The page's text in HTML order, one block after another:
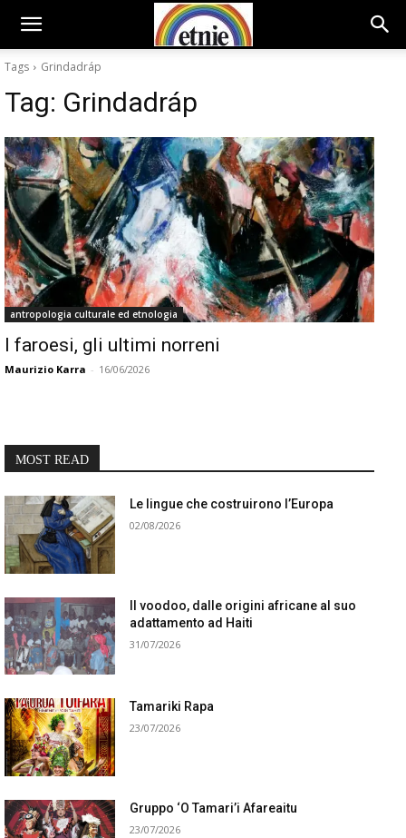
Tags Grindadráp
Tag: Grindadráp
antropologia culturale ed etnologia
I faroesi, gli ultimi norreni
Maurizio Karra - 16/06/2026
MOST READ
Le lingue che costruirono l’Europa
02/08/2026
Il voodoo, dalle origini africane al suo
adattamento ad Haiti
31/07/2026
Tamariki Rapa
23/07/2026
Gruppo ‘O Tamari’i Afareaitu
23/07/2026